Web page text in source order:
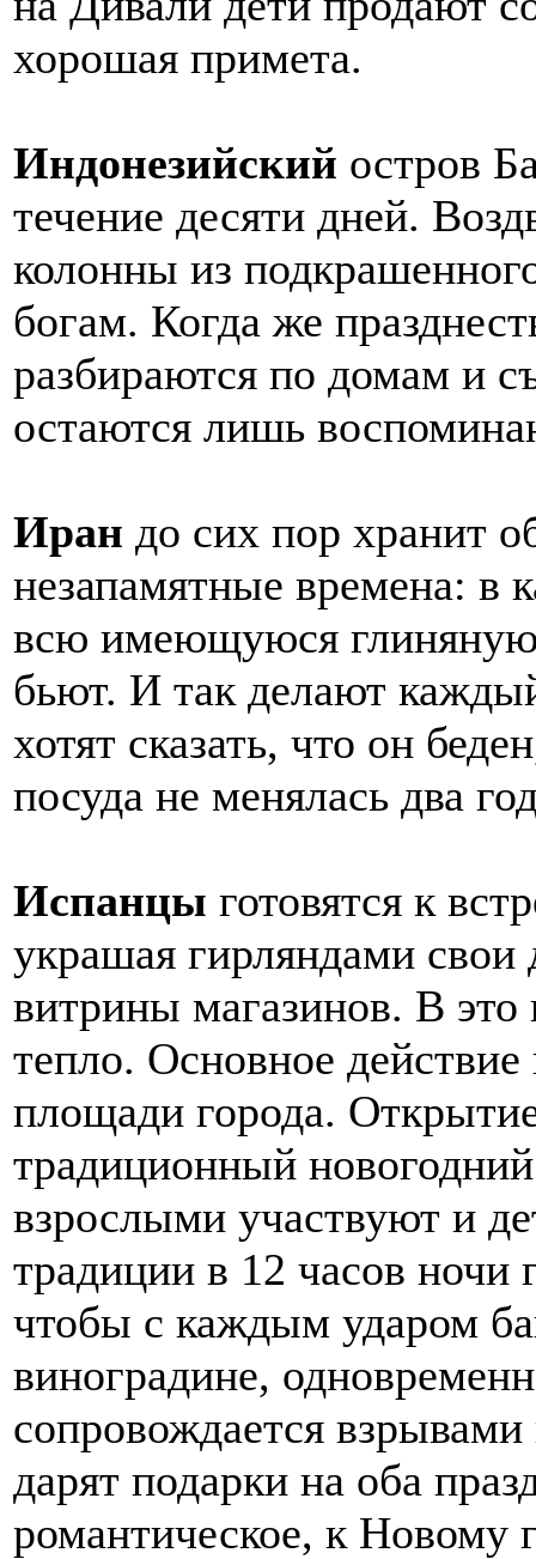
хорошая примета.
Индонезийский остров
течение десяти дней.
колонны из
богам. Когда же
разбираются по домам и
остаются лишь
Иран до сих пор хранит
незапамятные времена: в
всю имеющуюся глиняную
бьют. И так делают
хотят сказать, что он
посуда не менялась два
Испанцы готовятся к
украшая гирляндами
витрины магазинов. В
тепло. Основное действие
площади города.
традиционный
взрослыми участвуют и
традиции в 12 часов ночи
чтобы с каждым ударом
виноградине,
сопровождается
дарят подарки на оба
романтическое, к Новому